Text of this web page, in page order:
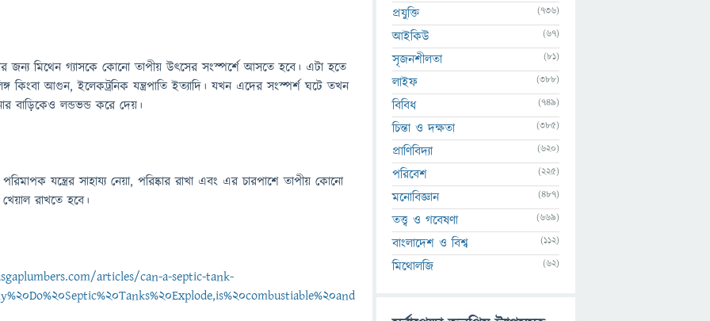
জন্য মিথেন গ্যাসকে কোনো তাপীয় উৎসের সংস্পর্শে আসতে হবে। এটা হতে
কিংবা আগুন, ইলেকট্রনিক যন্ত্রপাতি ইত্যাদি। যখন এদের সংস্পর্শ ঘটে তখন
লন্ডভন্ড করে দেয়।
যন্ত্রের সাহায্য নেয়া, পরিষ্কার রাখা এবং এর চারপাশে তাপীয় কোনো
রাখতে হবে।
articles/can-a-septic-tank-
প্রযুক্তি (736)
আইকিউ (67)
সৃজনশীলতা (81)
লাইফ (388)
বিবিধ (749)
চিন্তা ও দক্ষতা (385)
প্রাণিবিদ্যা (620)
পরিবেশ (225)
মনোবিজ্ঞান (487)
তত্ত্ব ও গবেষণা (669)
বাংলাদেশ ও বিশ্ব (112)
মিথোলজি (62)